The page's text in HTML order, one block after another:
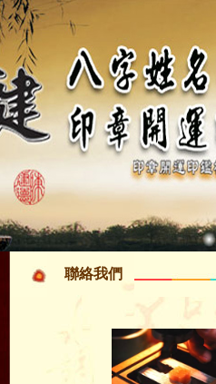
聯絡我們